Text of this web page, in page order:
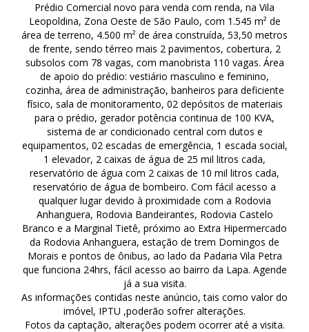
Prédio Comercial novo para venda com renda, na Vila
Leopoldina, Zona Oeste de São Paulo, com 1.545 m² de
área de terreno, 4.500 m² de área construída, 53,50 metros
de frente, sendo térreo mais 2 pavimentos, cobertura, 2
subsolos com 78 vagas, com manobrista 110 vagas. Área
de apoio do prédio: vestiário masculino e feminino,
cozinha, área de administração, banheiros para deficiente
físico, sala de monitoramento, 02 depósitos de materiais
para o prédio, gerador potência continua de 100 KVA,
sistema de ar condicionado central com dutos e
equipamentos, 02 escadas de emergência, 1 escada social,
1 elevador, 2 caixas de água de 25 mil litros cada,
reservatório de água com 2 caixas de 10 mil litros cada,
reservatório de água de bombeiro. Com fácil acesso a
qualquer lugar devido à proximidade com a Rodovia
Anhanguera, Rodovia Bandeirantes, Rodovia Castelo
Branco e a Marginal Tietê, próximo ao Extra Hipermercado
da Rodovia Anhanguera, estação de trem Domingos de
Morais e pontos de ônibus, ao lado da Padaria Vila Petra
que funciona 24hrs, fácil acesso ao bairro da Lapa. Agende
já a sua visita.
As informações contidas neste anúncio, tais como valor do
imóvel, IPTU ,poderão sofrer alterações.
Fotos da captação, alterações podem ocorrer até a visita.